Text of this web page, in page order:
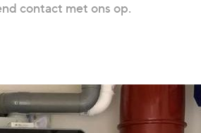
contact met ons op.